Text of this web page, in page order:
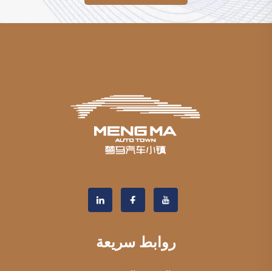
روابط سريعة